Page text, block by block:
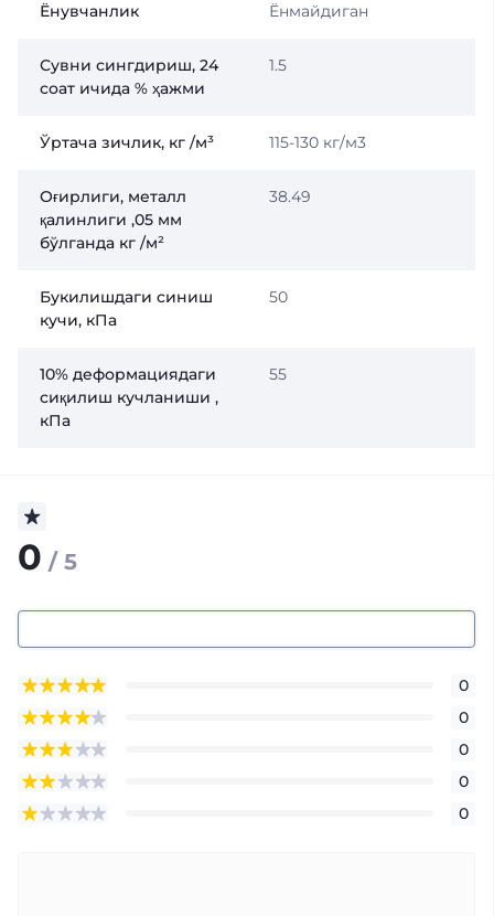
Ёнувчанлик Ёнмайдиган
Сувни сингдириш, 24
соат ичида % ҳажми
1.5
Ўртача зичлик, кг /м³ 115-130 кг/м3
Оғирлиги, металл
қалинлиги ,05 мм
бўлганда кг /м²
38.49
Букилишдаги синиш
кучи, кПа
50
10% деформациядаги
сиқилиш кучланиши ,
кПа
55
0 / 5
0
0
0
0
0